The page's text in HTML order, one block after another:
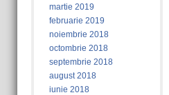
martie 2019
februarie 2019
noiembrie 2018
octombrie 2018
septembrie 2018
august 2018
iunie 2018